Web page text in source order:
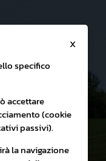
X
specifico
accettare
(cookie
passivi).
la navigazione